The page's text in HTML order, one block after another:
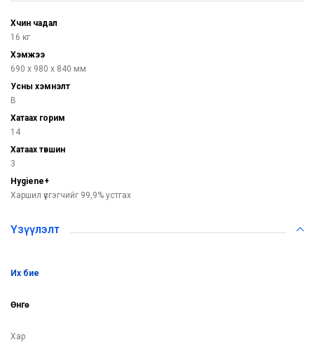
Хүчин чадал
16 кг
Хэмжээ
690 х 980 х 840 мм
Усны хэмнэлт
B
Хатаах горим
14
Хатаах түвшин
3
Hygiene+
Харшил үүсгэгчийг 99,9% устгах
Үзүүлэлт
их бие
Өнгө
Хар